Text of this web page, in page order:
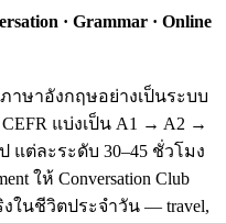
· Grammar · Online
าษาอังกฤษอย่างเป็นระบบ
แบ่งเป็น A1 → A2 →
ต่ละระดับ 30–45 ชั่วโมง
ให้ Conversation Club
งในชีวิตประจำวัน — travel,